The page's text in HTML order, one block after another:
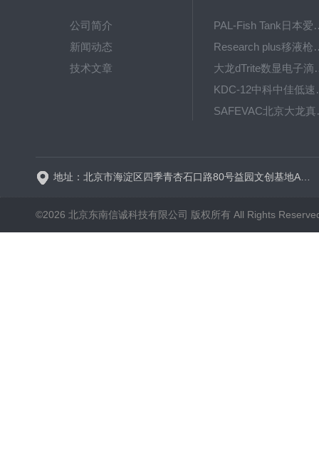
公司简介
新闻动态
技术文章
PAL-Fish Tank
Research plus
大龙dTrite
KDC-
©2026 北京东南信诚科技有限公司 版权所有 All Rights